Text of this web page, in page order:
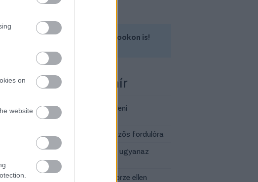
on
website
Kövess minket a Facebookon is!
Még több Fradi-hír
Osztályozd a Górnik Zabrze elleni
teljesítményt
Kibeszélő a magyar KL-selejtezős fordulóra
Klujber: „Akármilyen siker ér, én ugyanaz
maradok”
Így teljesítettünk a Górnik Zabrze ellen